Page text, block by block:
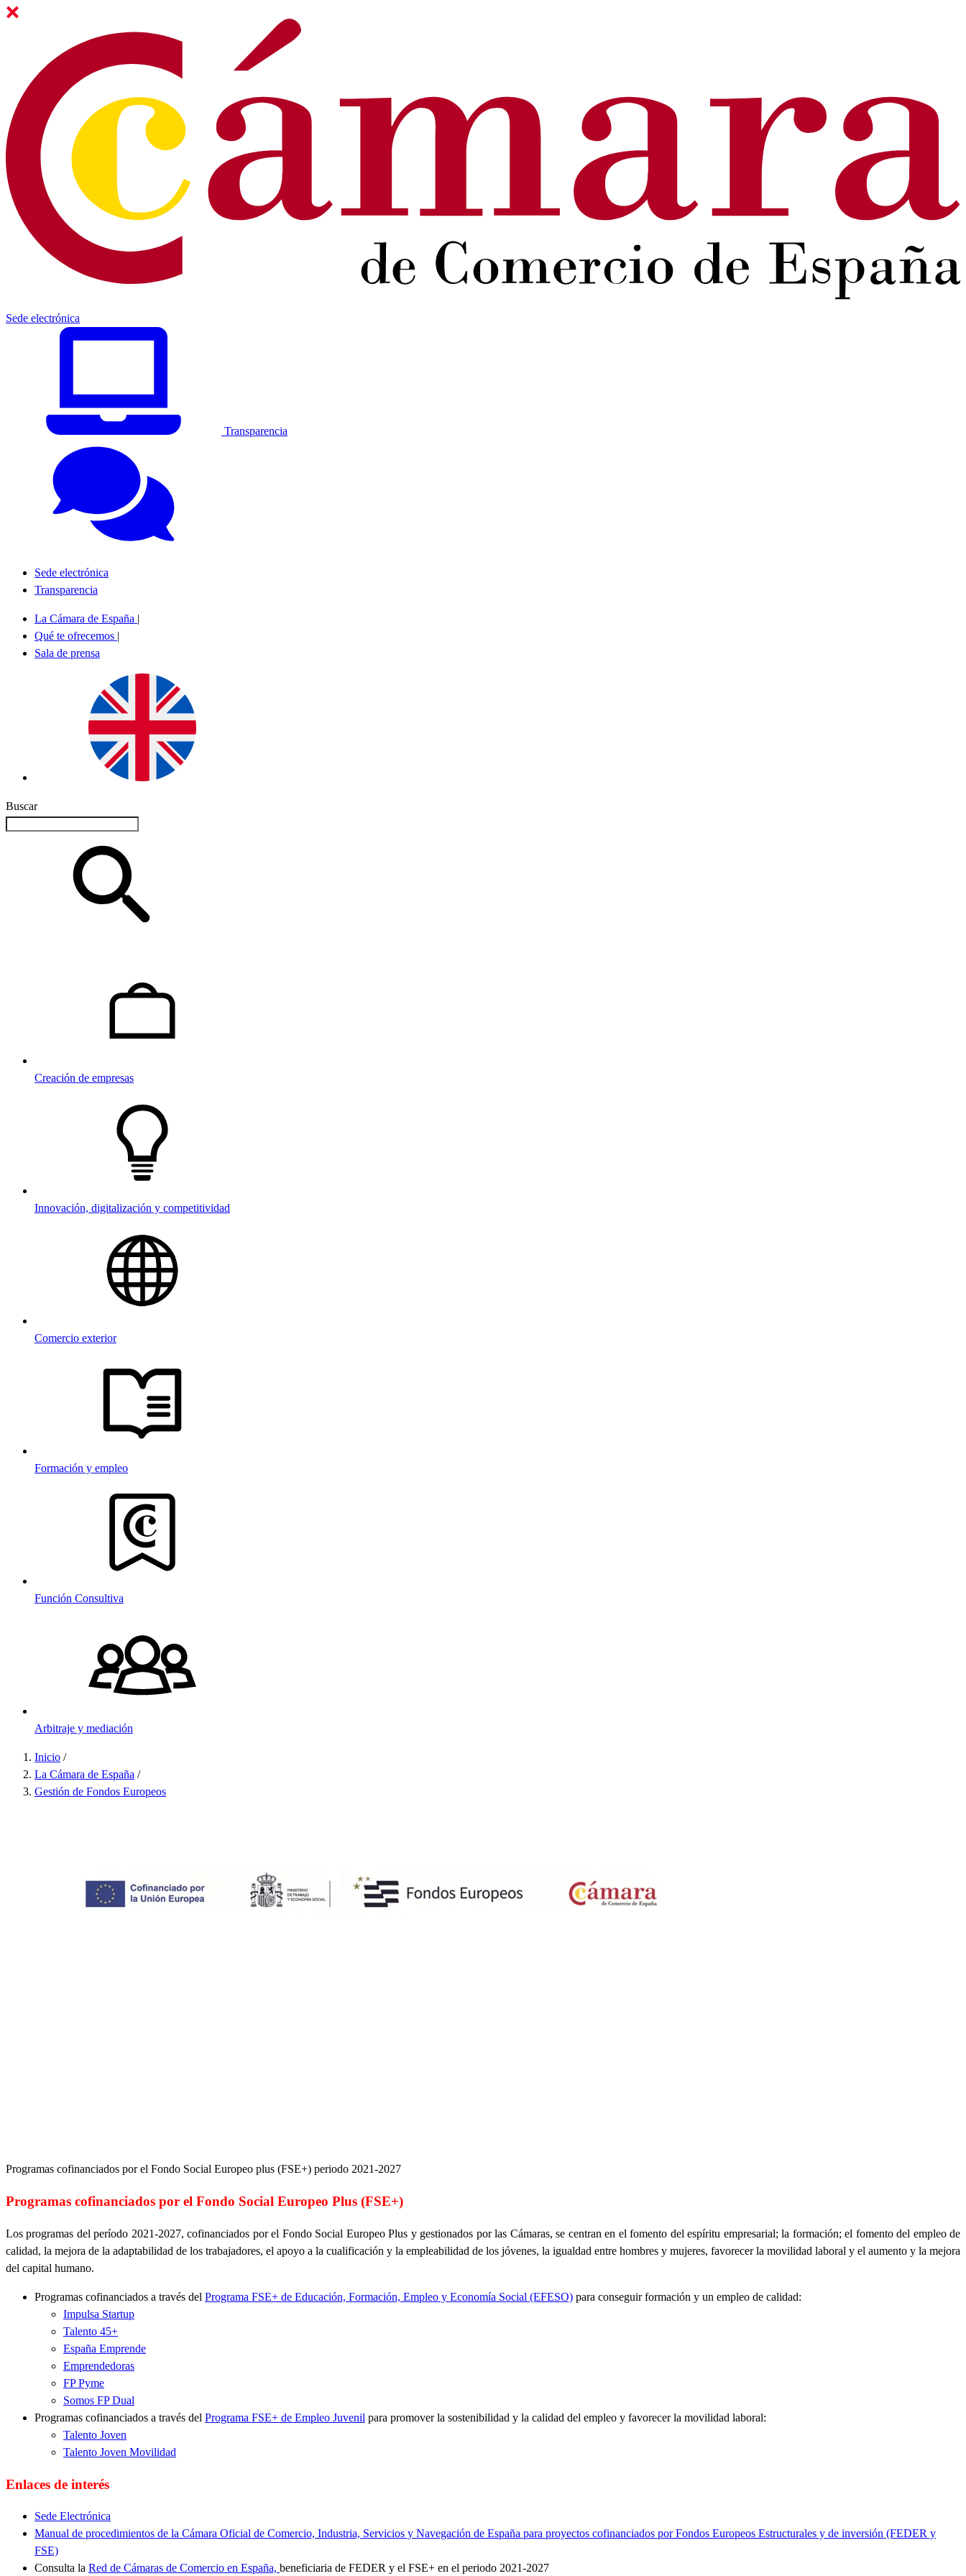
Sede electrónica
Transparencia
Sede electrónica
Transparencia
La Cámara de España |
Qué te ofrecemos |
Sala de prensa
Buscar
Creación de empresas
Innovación, digitalización y competitividad
Comercio exterior
Formación y empleo
Función Consultiva
Arbitraje y mediación
Sobrescribir
enlaces
Inicio /
La Cámara de España /
Gestión de Fondos Europeos
Programas cofinanciados por el Fondo Social Europeo plus (FSE+) periodo 2021-2027
Programas cofinanciados por el Fondo Social Europeo Plus (FSE+)
Los programas del período 2021-2027, cofinanciados por el Fondo Social Europeo Plus y gestionados por las Cámaras, se centran en el fomento del espíritu empresarial; la formación; el fomento del empleo de
calidad, la mejora de la adaptabilidad de los trabajadores, el apoyo a la cualificación y la empleabilidad de los jóvenes, la igualdad entre hombres y mujeres, favorecer la movilidad laboral y el aumento y la mejora
del capital humano.
Programas cofinanciados a través del Programa FSE+ de Educación, Formación, Empleo y Economía Social (EFESO) para conseguir formación y un empleo de calidad:
Impulsa Startup
Talento 45+
España Emprende
Emprendedoras
FP Pyme
Somos FP Dual
Programas cofinanciados a través del Programa FSE+ de Empleo Juvenil para promover la sostenibilidad y la calidad del empleo y favorecer la movilidad laboral:
Talento Joven
Talento Joven Movilidad
Enlaces de interés
Sede Electrónica
Manual de procedimientos de la Cámara Oficial de Comercio, Industria, Servicios y Navegación de España para proyectos cofinanciados por Fondos Europeos Estructurales y de inversión (FEDER y
FSE)
Consulta la Red de Cámaras de Comercio en España, beneficiaria de FEDER y el FSE+ en el periodo 2021-2027